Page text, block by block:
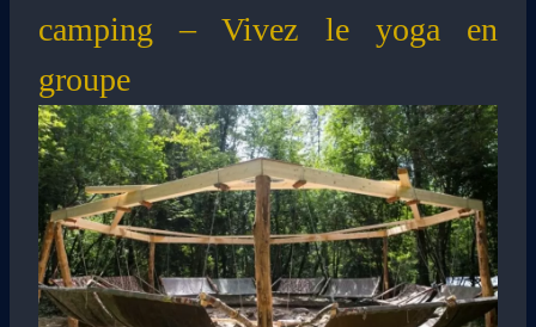
camping – Vivez le yoga en
groupe